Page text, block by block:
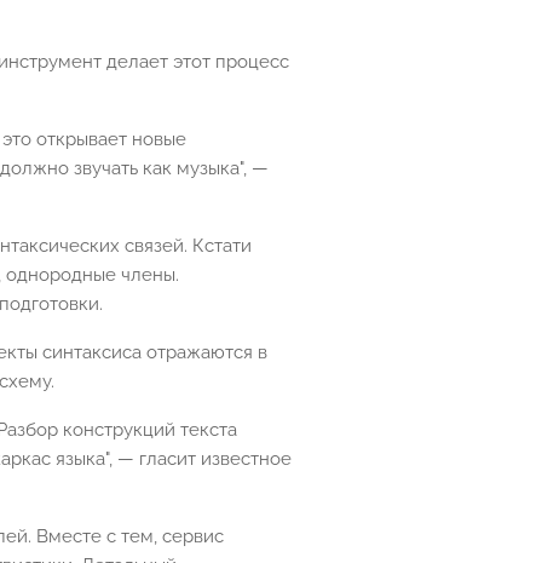
делает этот процесс
открывает новые
звучать как музыка", —
связей. Кстати
однородные члены.
синтаксиса отражаются в
конструкций текста
языка", — гласит известное
Вместе с тем, сервис